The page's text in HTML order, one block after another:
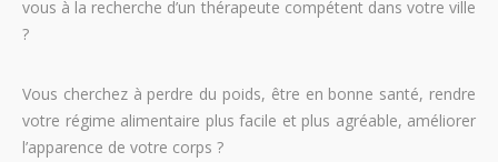
vous à la recherche d’un thérapeute compétent dans votre ville
?
Vous cherchez à perdre du poids, être en bonne santé, rendre
votre régime alimentaire plus facile et plus agréable, améliorer
l’apparence de votre corps ?